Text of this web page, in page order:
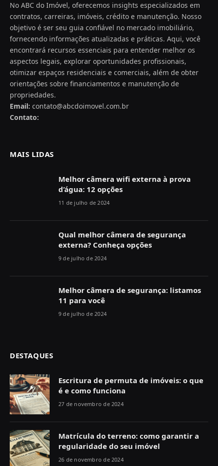
No ABC do Imóvel, oferecemos insights especializados em
contratos, carreiras, imóveis, crédito e manutenção. Nosso
objetivo é ser seu guia confiável no mercado imobiliário,
fornecendo informações atualizadas e práticas. Aqui, você
encontrará recursos essenciais para entender melhor os
aspectos legais, explorar oportunidades profissionais,
otimizar espaços residenciais e comerciais, além de obter
orientações sobre financiamentos e manutenção de
propriedades.
Email: contato@abcdoimovel.com.br
Contato:
MAIS LIDAS
Melhor câmera wifi externa à prova
d’água: 12 opções
11 de julho de 2024
Qual melhor câmera de segurança
externa? Conheça opções
9 de julho de 2024
Melhor câmera de segurança: listamos
11 para você
9 de julho de 2024
DESTAQUES
Escritura de permuta de imóveis: o que
é e como funciona
27 de novembro de 2024
Matrícula do terreno: como garantir a
regularidade do seu imóvel
26 de novembro de 2024